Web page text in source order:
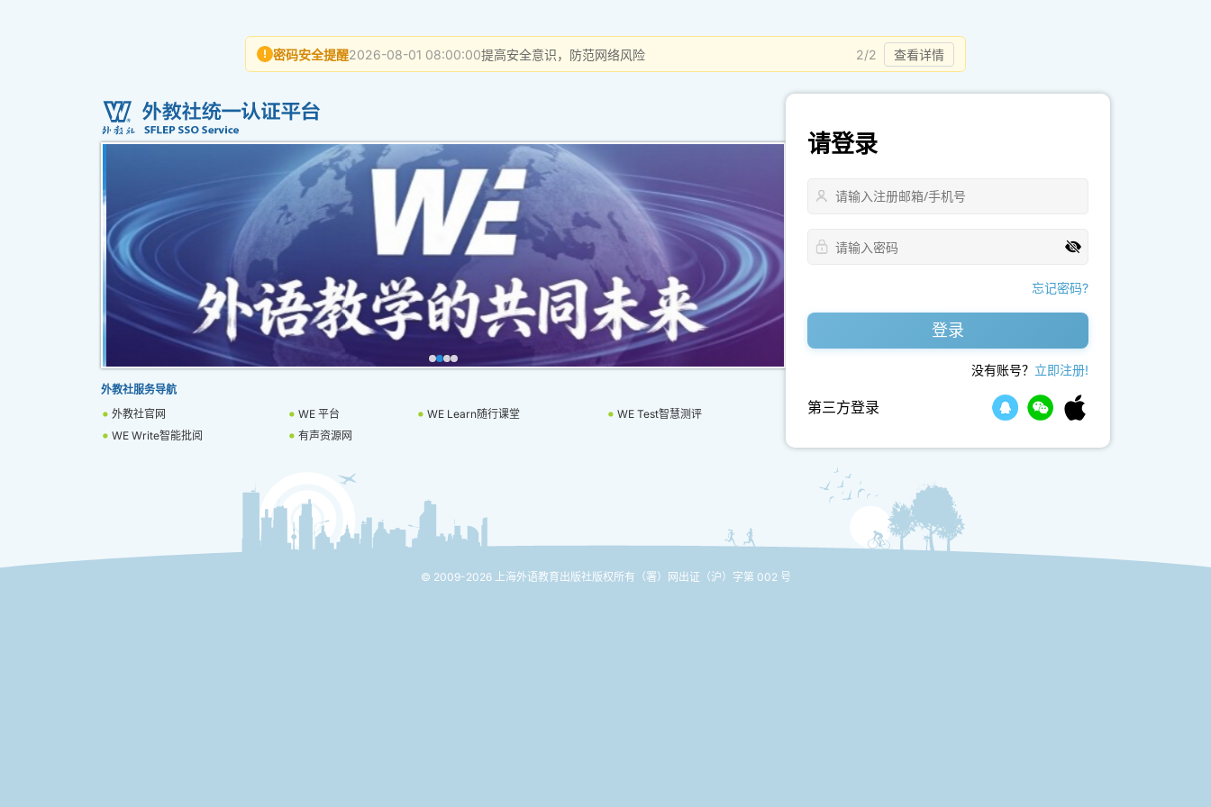
! 密码安全提醒2026-08-01 08:00:00提高安全意识，防范网络风险 2/2 查看详情
外教社服务导航
外教社官网
WE 平台 WE Learn随行课堂
WE Test智慧测评
WE Write智能批阅
有声资源网
请登录
忘记密码?
登录
没有账号？ 立即注册!
第三方登录
© 2009-2026 上海外语教育出版社版权所有 （署）网出证（沪）字第 002 号